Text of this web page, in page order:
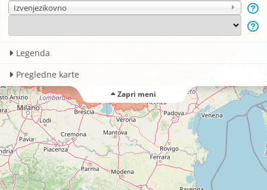
Izvenjezikovno
Legenda
Pregledne karte
Zapri meni